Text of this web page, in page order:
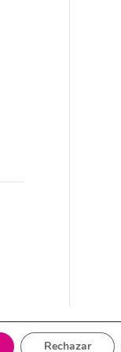
Rechazar